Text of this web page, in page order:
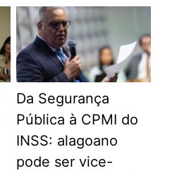
Da Segurança
Pública à CPMI do
INSS: alagoano
pode ser vice-